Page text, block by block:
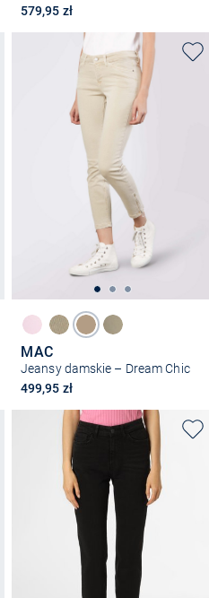
579,95 zł
MAC
Jeansy damskie – Dream Chic
499,95 zł